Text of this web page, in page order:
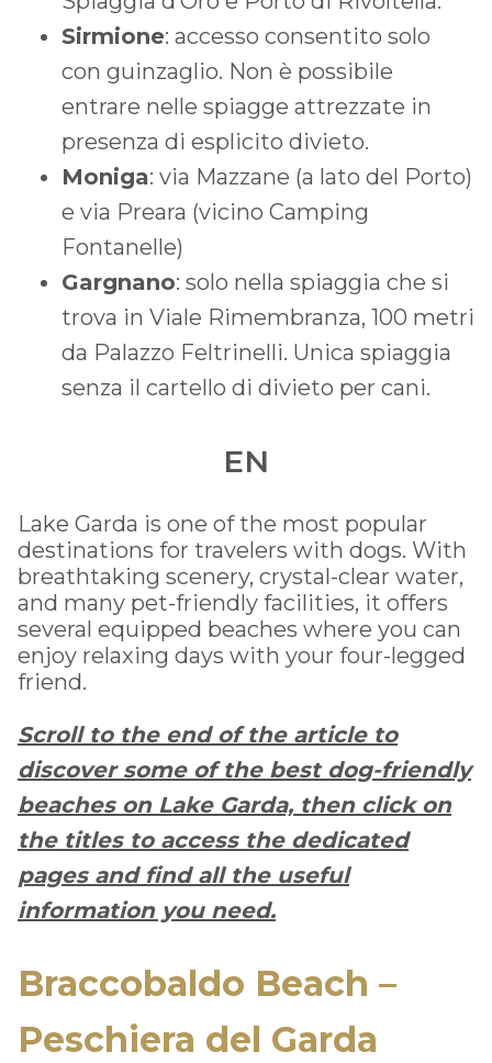
Sirmione: accesso consentito solo
con guinzaglio. Non è possibile
entrare nelle spiagge attrezzate in
presenza di esplicito divieto.
Moniga: via Mazzane (a lato del Porto)
e via Preara (vicino Camping
Fontanelle)
Gargnano: solo nella spiaggia che si
trova in Viale Rimembranza, 100 metri
da Palazzo Feltrinelli. Unica spiaggia
senza il cartello di divieto per cani.
EN
Lake Garda is one of the most popular
destinations for travelers with dogs. With
breathtaking scenery, crystal-clear water,
and many pet-friendly facilities, it offers
several equipped beaches where you can
enjoy relaxing days with your four-legged
friend.
Scroll to the end of the article to
discover some of the best dog-friendly
beaches on Lake Garda, then click on
the titles to access the dedicated
pages and find all the useful
information you need.
Braccobaldo Beach –
Peschiera del Garda